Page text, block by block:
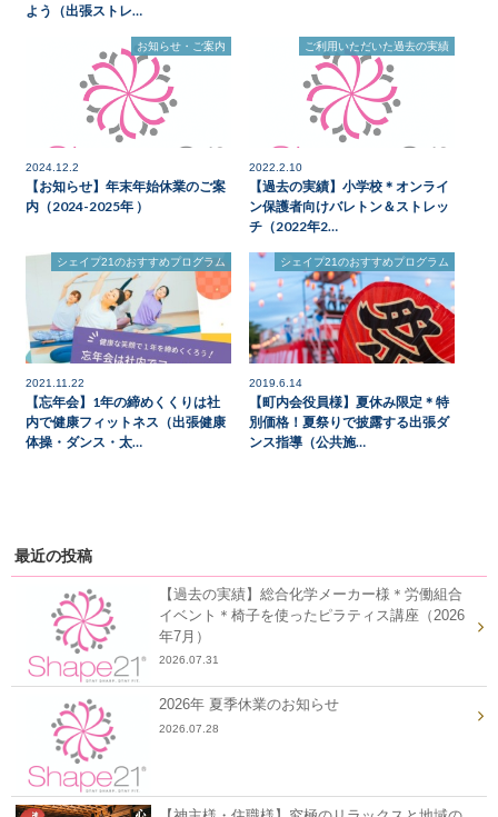
よう（出張ストレ…
お知らせ・ご案内
2024.12.2
【お知らせ】年末年始休業のご案
内（2024-2025年 ）
ご利用いただいた過去の実績
2022.2.10
【過去の実績】小学校＊オンライ
ン保護者向けバレトン＆ストレッ
チ（2022年2…
シェイプ21のおすすめプログラム
2021.11.22
【忘年会】1年の締めくくりは社
内で健康フィットネス（出張健康
体操・ダンス・太…
シェイプ21のおすすめプログラム
2019.6.14
【町内会役員様】夏休み限定＊特
別価格！夏祭りで披露する出張ダ
ンス指導（公共施…
最近の投稿
【過去の実績】総合化学メーカー様＊労働組合
イベント＊椅子を使ったピラティス講座（2026
年7月）
2026.07.31
2026年 夏季休業のお知らせ
2026.07.28